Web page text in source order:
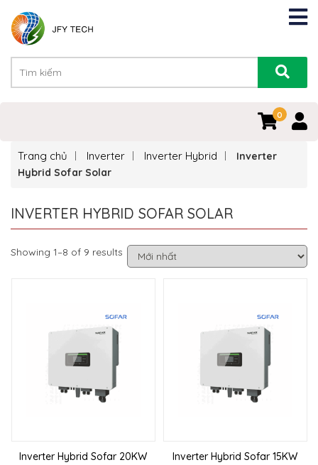
0
Trang chủ Inverter Inverter Hybrid
Inverter
Hybrid Sofar Solar
INVERTER HYBRID SOFAR SOLAR
Showing 1–8 of 9 results
Inverter Hybrid Sofar 20KW
Inverter Hybrid Sofar 15KW